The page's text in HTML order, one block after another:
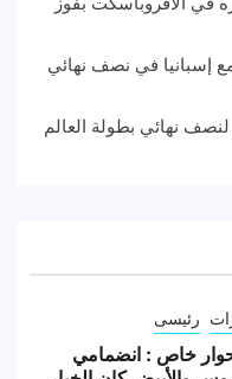
إسبانيا في نصف نهائي
نهائي بطولة العالم
رئيسى
خاص : انضمامي